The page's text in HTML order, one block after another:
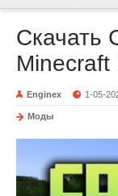
Скачать
Minecraft
Enginex 1-05-
Моды